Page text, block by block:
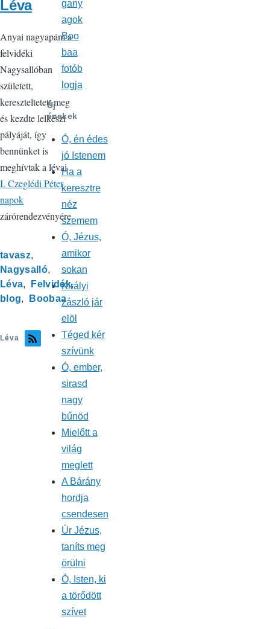
Léva
Anyai nagyapám a
felvidéki
Nagysallóban
született,
kereszteltetett meg
és kezdte lelkészi
pályáját, így
bennünket is
meghívtak a lévai
I. Czeglédi Péter
napok
zárórendezvényére.
tavasz
Nagysalló
Léva
Felvidék
blog
Boobaa
Léva
gany
agok
Boo
baa
fotób
logja
Új
énekek
Ó, én édes
jó Istenem
Ha a
keresztre
néz
szemem
Ó, Jézus,
amikor
sokan
Királyi
zászló jár
elöl
Téged kér
szívünk
Ó, ember,
sirasd
nagy
bűnöd
Mielőtt a
világ
meglett
A Bárány
hordja
csendesen
Úr Jézus,
taníts meg
örülni
Ó, Isten, ki
a törődött
szívet